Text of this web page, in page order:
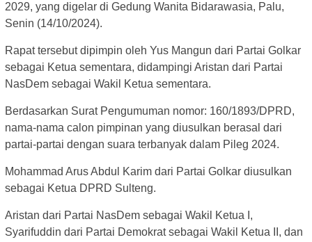
2029, yang digelar di Gedung Wanita Bidarawasia, Palu,
Senin (14/10/2024).
Rapat tersebut dipimpin oleh Yus Mangun dari Partai Golkar
sebagai Ketua sementara, didampingi Aristan dari Partai
NasDem sebagai Wakil Ketua sementara.
Berdasarkan Surat Pengumuman nomor: 160/1893/DPRD,
nama-nama calon pimpinan yang diusulkan berasal dari
partai-partai dengan suara terbanyak dalam Pileg 2024.
Mohammad Arus Abdul Karim dari Partai Golkar diusulkan
sebagai Ketua DPRD Sulteng.
Aristan dari Partai NasDem sebagai Wakil Ketua I,
Syarifuddin dari Partai Demokrat sebagai Wakil Ketua II, dan